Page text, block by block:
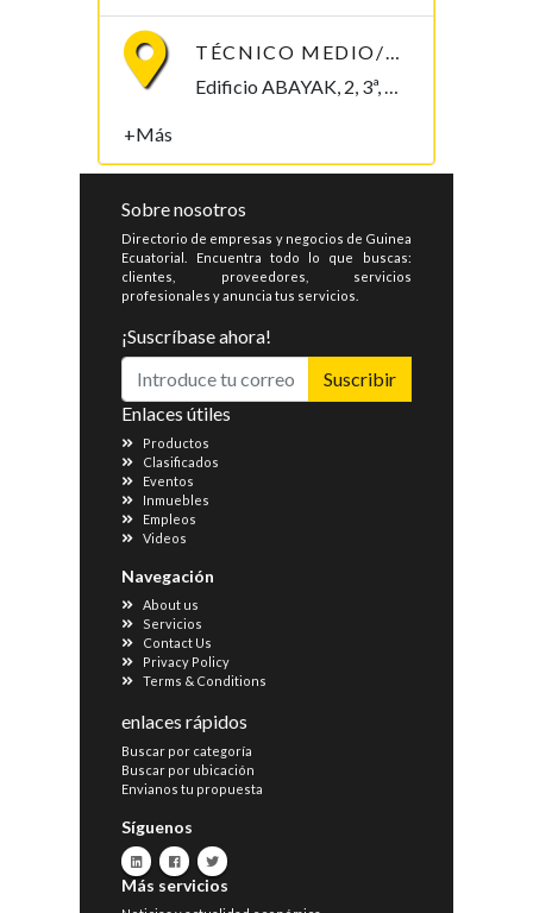
TÉCNICO MEDIO/SUPERIOR/INGENIERO/TELECOMUNICACIONES
Edificio ABAYAK, 2, 3ª, Malabo 2. Bioko Norte Malabo, Bioko Norte , Guinea Ecuatorial
+Más
Sobre nosotros
Directorio de empresas y negocios de Guinea
Ecuatorial. Encuentra todo lo que buscas:
clientes, proveedores, servicios
profesionales y anuncia tus servicios.
¡Suscríbase ahora!
Suscribir
Enlaces útiles
Productos
Clasificados
Eventos
Inmuebles
Empleos
Videos
Navegación
About us
Servicios
Contact Us
Privacy Policy
Terms & Conditions
enlaces rápidos
Buscar por categoría
Buscar por ubicación
Envianos tu propuesta
Síguenos
Más servicios